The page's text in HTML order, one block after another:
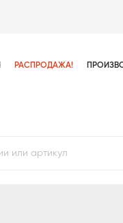
РАСПРОДАЖА!